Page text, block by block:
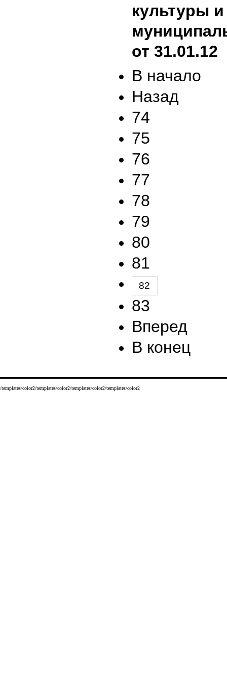
культуры
от 31.01.12
В начало
Назад
74
75
76
77
78
79
80
81
82
83
Вперед
В конец
/templates/color2/templates/color2/templates/color2/templates/color2